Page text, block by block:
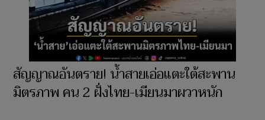
สัญญาณอันตราย! น้ำสายเอ่อแตะใต้สะพาน
มิตรภาพ คน 2 ฝั่งไทย-เมียนมาผวาหนัก